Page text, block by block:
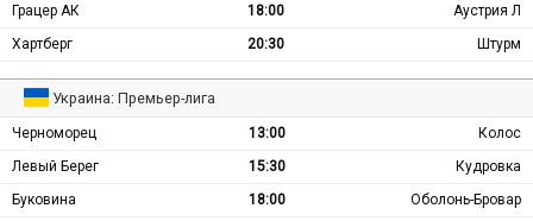
Грацер АК 18:00
Аустрия Л
Хартберг
20:30 Штурм
Украина: Премьер-лига
Черноморец 13:00
Колос
Левый Берег
15:30
Кудровка
Буковина
18:00 Оболонь-Бровар